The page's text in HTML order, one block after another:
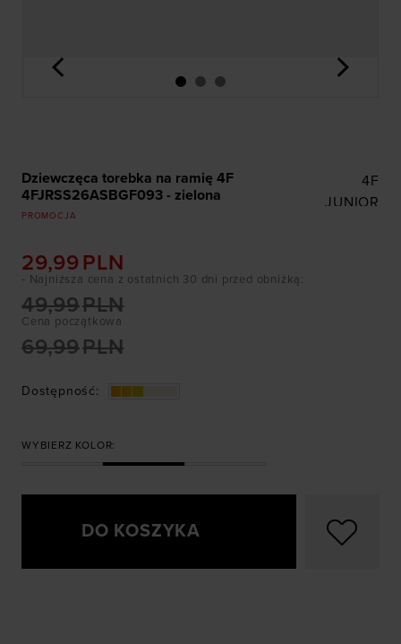
<
Dziewczęca torebka na ramię 4F
4FJRSS26ASBGF093 - zielona
PROMOCJA
4F
JUNIOR
29,99 PLN
Cena początkowa
69,99PLN
49,99PLN
- Najniższa cena z ostatnich 30 dni przed obniżką:
Dostępność:
WYBIERZ KOLOR:
DO KOSZYKA